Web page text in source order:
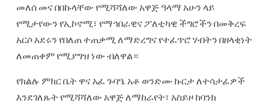
መለሰ መና በበኩላቸው የሚሻሻለው አዋጅ ዓላማ አሁን ላይ
የሚታየውን የኢኮኖሚ፣ የማኅበራዊና ፖለቲካዊ ችግሮችን በመቅረፍ
አርሶ አደሩን የበለጠ ተጠቃሚ ለማድረግና የተፈጥሮ ሃብትን በዘላቂነት
ለመጠቀም የሚያግዝ ነው ብለዋል።
የክልሉ ምክር ቤት ዋና አፈ ጉባዔ አቶ ወንድሙ ኩርታ ለተሳታፊዎች
እንደገለጹት የሚሻሻለው አዋጅ ለማከራየት፣ አስይዞ ከባንክ